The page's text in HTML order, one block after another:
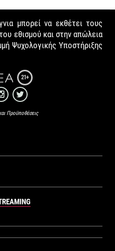
μπορεί να εκθέτει τους
εθισμού και στην απώλεια
Ψυχολογικής Υποστήριξης
21+
Προϋποθέσεις